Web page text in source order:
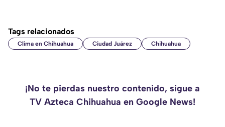
Tags relacionados
Clima en Chihuahua Ciudad Juárez Chihuahua
¡No te pierdas nuestro contenido, sigue a
TV Azteca Chihuahua en Google News!